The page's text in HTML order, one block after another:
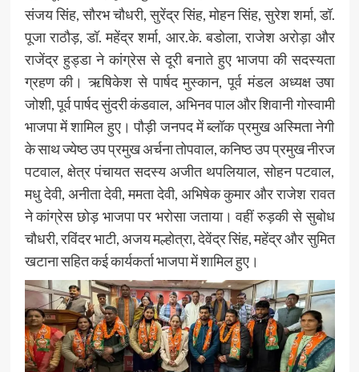
संजय सिंह, सौरभ चौधरी, सुरेंद्र सिंह, मोहन सिंह, सुरेश शर्मा, डॉ.
पूजा राठौड़, डॉ. महेंद्र शर्मा, आर.के. बडोला, राजेश अरोड़ा और
राजेंद्र हुड्डा ने कांग्रेस से दूरी बनाते हुए भाजपा की सदस्यता
ग्रहण की। ऋषिकेश से पार्षद मुस्कान, पूर्व मंडल अध्यक्ष उषा
जोशी, पूर्व पार्षद सुंदरी कंडवाल, अभिनव पाल और शिवानी गोस्वामी
भाजपा में शामिल हुए। पौड़ी जनपद में ब्लॉक प्रमुख अस्मिता नेगी
के साथ ज्येष्ठ उप प्रमुख अर्चना तोपवाल, कनिष्ठ उप प्रमुख नीरज
पटवाल, क्षेत्र पंचायत सदस्य अजीत थपलियाल, सोहन पटवाल,
मधु देवी, अनीता देवी, ममता देवी, अभिषेक कुमार और राजेश रावत
ने कांग्रेस छोड़ भाजपा पर भरोसा जताया। वहीं रुड़की से सुबोध
चौधरी, रविंदर भाटी, अजय मल्होत्रा, देवेंद्र सिंह, महेंद्र और सुमित
खटाना सहित कई कार्यकर्ता भाजपा में शामिल हुए।